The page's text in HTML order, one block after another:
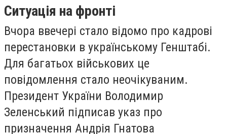
Ситуація на фронті
Вчора ввечері стало відомо про кадрові
перестановки в українському Генштабі.
Для багатьох військових це
повідомлення стало неочікуваним.
Президент України Володимир
Зеленський підписав указ про
призначення Андрія Гнатова